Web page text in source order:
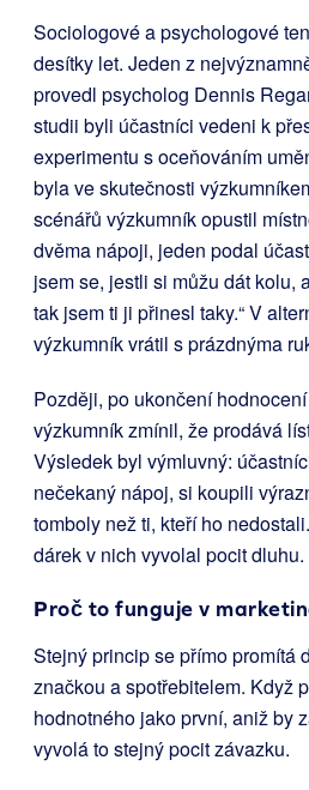
Sociologové a psychologové
desítky let. Jeden z
provedl psycholog Dennis
studii byli účastníci vedeni k
experimentu s oceňováním
byla ve skutečnosti
scénářů výzkumník opustil
dvěma nápoji, jeden podal
jsem se, jestli si můžu dát kolu,
tak jsem ti ji přinesl taky.“ V
výzkumník vrátil s prázdnýma
Později, po ukončení
výzkumník zmínil, že prodává
Výsledek byl výmluvný:
nečekaný nápoj, si koupili
tomboly než ti, kteří ho
dárek v nich vyvolal pocit dluhu.
Proč to funguje v
Stejný princip se přímo promítá
značkou a spotřebitelem. Když
hodnotného jako první, aniž by
vyvolá to stejný pocit závazku.